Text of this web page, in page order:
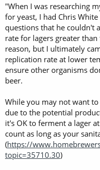
"When I was researching
for yeast, I had Chris
questions that he couldn't
rate for lagers greater
reason, but I ultimately
replication rate at lower
ensure other organisms
beer.
While you may not want
due to the potential
it's OK to ferment a lager
count as long as your
(https://
topic=35710.30)